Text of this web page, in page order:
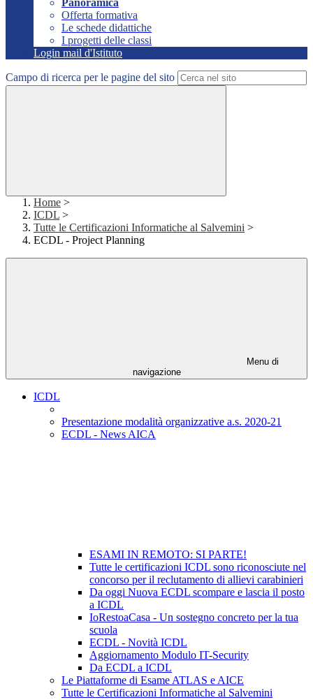
Panoramica
Offerta formativa
Le schede didattiche
I progetti delle classi
Login mail d'Istituto
Campo di ricerca per le pagine del sito
Home >
ICDL >
Tutte le Certificazioni Informatiche al Salvemini >
ECDL - Project Planning
Menu di
navigazione
ICDL
Presentazione modalità organizzative a.s. 2020-21
ECDL - News AICA
ESAMI IN REMOTO: SI PARTE!
Tutte le certificazioni ICDL sono riconosciute nel
concorso per il reclutamento di allievi carabinieri
Da oggi Nuova ECDL scompare e lascia il posto
a ICDL
IoRestoaCasa - Un sostegno concreto per la tua
scuola
ECDL - Novità ICDL
Aggiornamento Modulo IT-Security
Da ECDL a ICDL
Le Piattaforme di Esame ATLAS e AICE
Tutte le Certificazioni Informatiche al Salvemini